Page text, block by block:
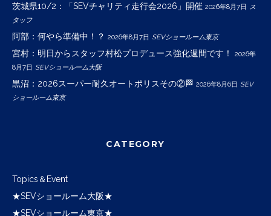
茨城県10/2：「SEVチャリティ走行会2026」開催 2026年8月7日 ス
タッフ
阿部：何やら準備中！？ 2026年8月7日 SEVショールーム東京
宮村：明日からスタッフ村松プロデュース強化週間です！
2026年
8月7日 SEVショールーム大阪
黒沼：2026スーパー耐久オートポリスその②🏁 2026年8月6日 SEV
ショールーム東京
CATEGORY
Topics＆Event
★SEVショールーム大阪★
★SEVショールーム東京★